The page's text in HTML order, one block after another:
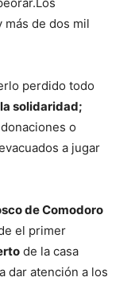
más de dos mil
perdido todo
solidaridad;
o
a jugar
de Comodoro
el primer
de la casa
dar atención a los